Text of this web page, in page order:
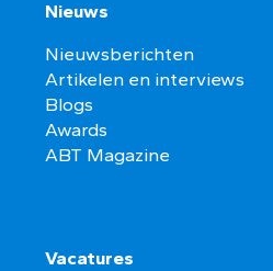
Nieuws
Nieuwsberichten
Artikelen en interviews
Blogs
Awards
ABT Magazine
Vacatures